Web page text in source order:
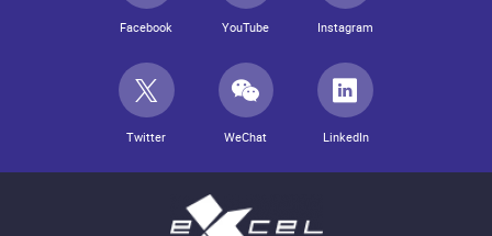
Facebook YouTube Instagram
Twitter WeChat LinkedIn